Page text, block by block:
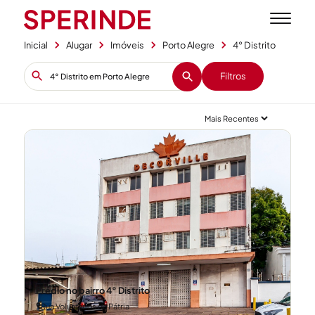
Inicial Alugar Imóveis Porto Alegre 4° Distrito
Filtros
Prédio no bairro 4° Distrito
Rua Voluntários da Pátria